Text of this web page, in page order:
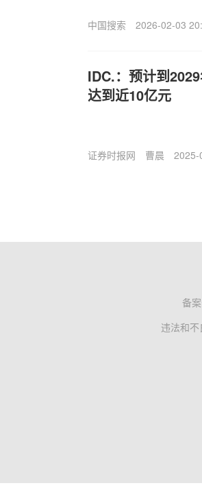
中国搜索 2026-02-03
IDC.：预计到
达到近10亿元
证券时报网 曹晨 2025-
备案
违法和